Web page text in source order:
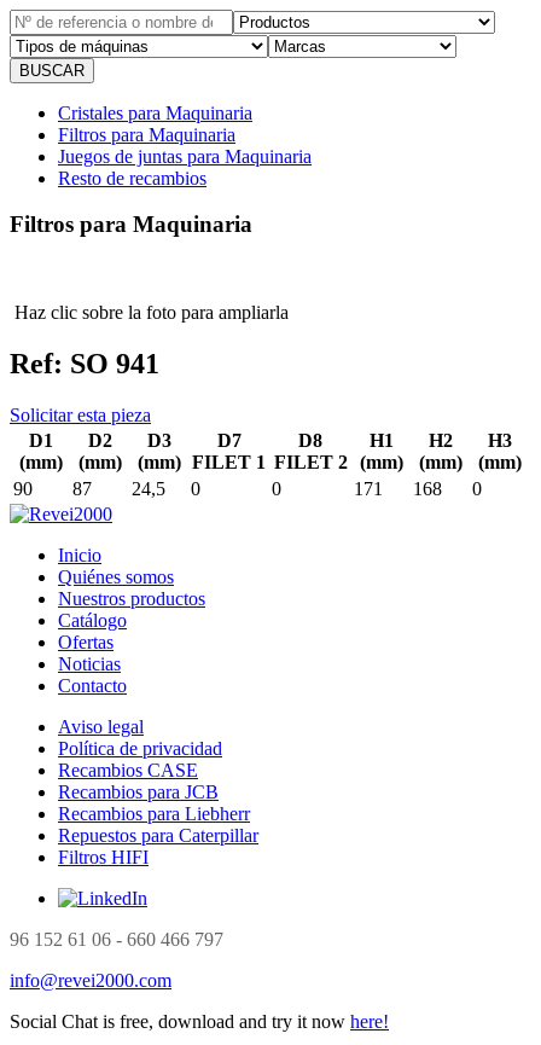
Cristales para Maquinaria
Filtros para Maquinaria
Juegos de juntas para Maquinaria
Resto de recambios
Filtros para Maquinaria
Haz clic sobre la foto para ampliarla
Ref: SO 941
Solicitar esta pieza
D1
(mm)
D2
(mm)
D3
(mm)
D7
FILET 1
D8
FILET 2
H1
(mm)
H2
(mm)
H3
(mm)
90
87 24,5 0 0 171 168 0
Inicio
Quiénes somos
Nuestros productos
Catálogo
Ofertas
Noticias
Contacto
Aviso legal
Política de privacidad
Recambios CASE
Recambios para JCB
Recambios para Liebherr
Repuestos para Caterpillar
Filtros HIFI
96 152 61 06 - 660 466 797
info@revei2000.com
Social Chat is free, download and try it now here!